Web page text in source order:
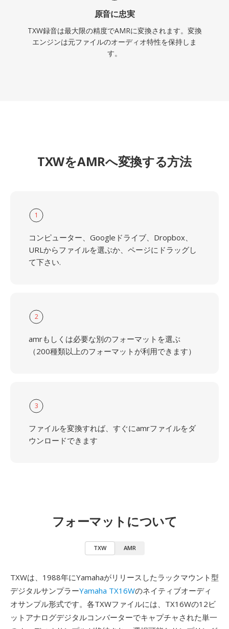
原音に忠実
TXW録音は最大限の精度でAMRに変換されます。変換
エンジンは元ファイルのオーディオ特性を保持しま
す。
TXWをAMRへ変換する方法
1
コンピューター、Googleドライブ、Dropbox、
URLからファイルを選ぶか、ページにドラッグし
て下さい.
2
amrもしくは必要な別のフォーマットを選ぶ
（200種類以上のフォーマットが利用できます）
3
ファイルを変換すれば、すぐにamrファイルをダ
ウンロードできます
フォーマットについて
TXW AMR
TXWは、1988年にYamahaがリリースしたラックマウント型
デジタルサンプラーYamaha TX16Wのネイティブオーディ
オサンプル形式です。各TXWファイルには、TX16Wの12ビ
ットアナログデジタルコンバーターでキャプチャされた単一